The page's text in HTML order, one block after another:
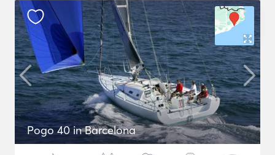
Pogo 40 in Barcelona